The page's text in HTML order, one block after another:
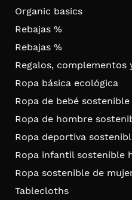
Organic basics
Rebajas %
Rebajas %
Regalos,
Ropa básica ecológica
Ropa de bebé sostenible
Ropa de hombre
Ropa deportiva
Ropa infantil sostenible
Ropa sostenible de
Tablecloths